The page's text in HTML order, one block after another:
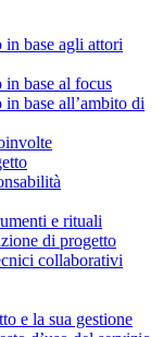
base agli attori
base al focus
base all’ambito di
e rituali
di progetto
collaborativi
e la sua gestione